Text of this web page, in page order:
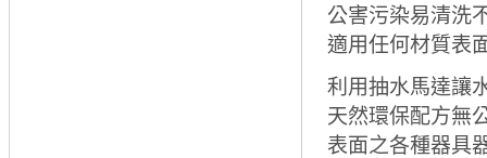
公害污染易清洗
適用任何材質表
利用抽水馬達讓
天然環保配方無
表面之各種器具